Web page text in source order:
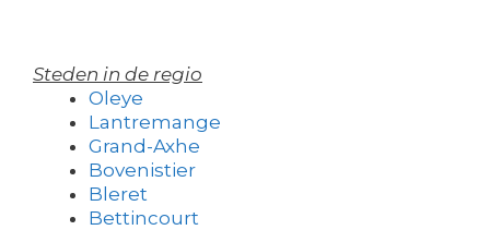
Steden in de regio
Oleye
Lantremange
Grand-Axhe
Bovenistier
Bleret
Bettincourt